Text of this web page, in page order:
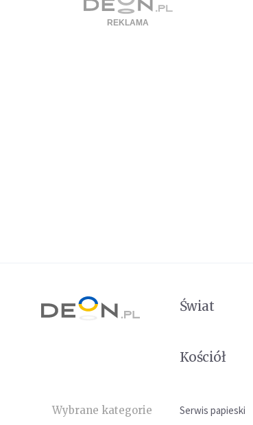
Świat
Kościół
Wybrane kategorie Serwis papieski